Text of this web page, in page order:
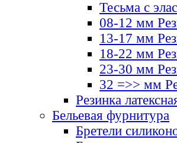
Тесьма с
08-12 мм
13-17 мм
18-22 мм
23-30 мм
32 =>> мм
Резинка
Бельевая фурнитура
Бретели